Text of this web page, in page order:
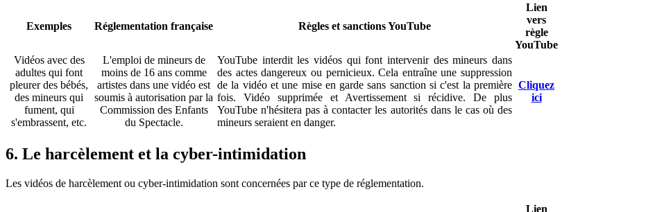
Exemples Réglementation française Règles et sanctions YouTube
Lien
vers
règle
YouTube
Vidéos avec des
adultes qui font
pleurer des bébés,
des mineurs qui
fument, qui
s'embrassent, etc.
L'emploi de mineurs de
moins de 16 ans comme
artistes dans une vidéo est
soumis à autorisation par la
Commission des Enfants
du Spectacle.
YouTube interdit les vidéos qui font intervenir des mineurs dans
des actes dangereux ou pernicieux. Cela entraîne une suppression
de la vidéo et une mise en garde sans sanction si c'est la première
fois. Vidéo supprimée et Avertissement si récidive. De plus
YouTube n'hésitera pas à contacter les autorités dans le cas où des
mineurs seraient en danger.
Cliquez
ici
6. Le harcèlement et la cyber-intimidation
Les vidéos de harcèlement ou cyber-intimidation sont concernées par ce type de réglementation.
Lien